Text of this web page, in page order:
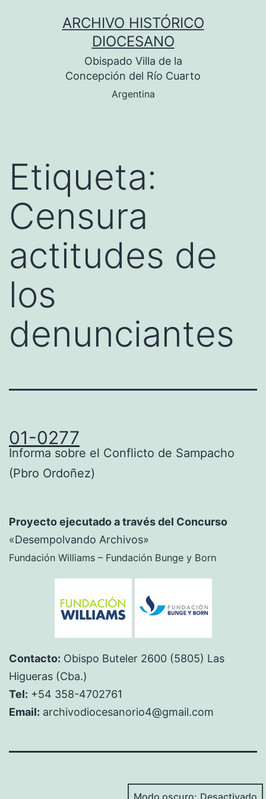
ARCHIVO HISTÓRICO
DIOCESANO
Obispado Villa de la
Concepción del Río Cuarto
Argentina
Etiqueta:
Censura
actitudes de
los
denunciantes
01-0277
Informa sobre el Conflicto de Sampacho
(Pbro Ordoñez)
Proyecto ejecutado a través del Concurso
«Desempolvando Archivos»
Fundación Williams – Fundación Bunge y Born
Contacto: Obispo Buteler 2600 (5805) Las
Higueras (Cba.)
Tel: +54 358-4702761
Email: archivodiocesanorio4@gmail.com
Modo oscuro: